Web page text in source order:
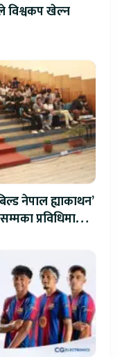
विश्वकप खेल्न
नेपाल ह्याकाथन’
प्रविधिमा